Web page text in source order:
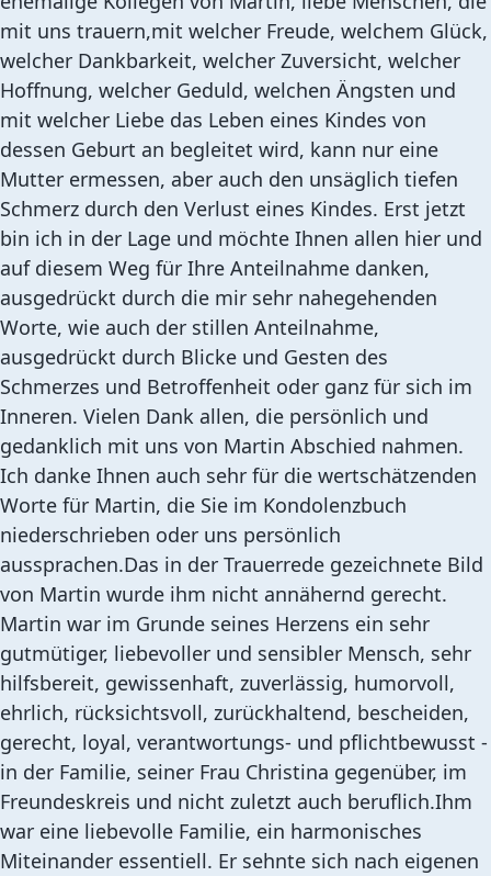
mit uns trauern,mit welcher Freude, welchem Glück,
welcher Dankbarkeit, welcher Zuversicht, welcher
Hoffnung, welcher Geduld, welchen Ängsten und
mit welcher Liebe das Leben eines Kindes von
dessen Geburt an begleitet wird, kann nur eine
Mutter ermessen, aber auch den unsäglich tiefen
Schmerz durch den Verlust eines Kindes. Erst jetzt
bin ich in der Lage und möchte Ihnen allen hier und
auf diesem Weg für Ihre Anteilnahme danken,
ausgedrückt durch die mir sehr nahegehenden
Worte, wie auch der stillen Anteilnahme,
ausgedrückt durch Blicke und Gesten des
Schmerzes und Betroffenheit oder ganz für sich im
Inneren. Vielen Dank allen, die persönlich und
gedanklich mit uns von Martin Abschied nahmen.
Ich danke Ihnen auch sehr für die wertschätzenden
Worte für Martin, die Sie im Kondolenzbuch
niederschrieben oder uns persönlich
aussprachen.Das in der Trauerrede gezeichnete Bild
von Martin wurde ihm nicht annähernd gerecht.
Martin war im Grunde seines Herzens ein sehr
gutmütiger, liebevoller und sensibler Mensch, sehr
hilfsbereit, gewissenhaft, zuverlässig, humorvoll,
ehrlich, rücksichtsvoll, zurückhaltend, bescheiden,
gerecht, loyal, verantwortungs- und pflichtbewusst -
in der Familie, seiner Frau Christina gegenüber, im
Freundeskreis und nicht zuletzt auch beruflich.Ihm
war eine liebevolle Familie, ein harmonisches
Miteinander essentiell. Er sehnte sich nach eigenen